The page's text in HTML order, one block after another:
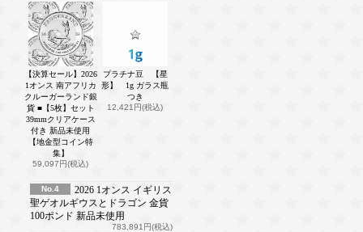
【決算セール】2026
1オンス 南アフリカ
クルーガーランド銀
貨 ■【5枚】セット
39mmクリアケース
付き 新品未使用
【地金型コイン特
集】
59,097円(税込)
プラチナ豆 【星
形】 1g ガラス瓶
つき
12,421円(税込)
No.4
2026 1オンス イギリス
聖ゲオルギウスとドラゴン 金貨
100ポンド 新品未使用
783,891円(税込)